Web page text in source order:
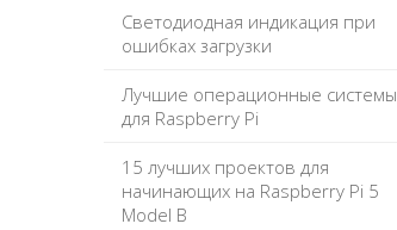
Светодиодная индикация при
ошибках загрузки
Лучшие операционные системы
для Raspberry Pi
15 лучших проектов для
начинающих на Raspberry Pi 5
Model B